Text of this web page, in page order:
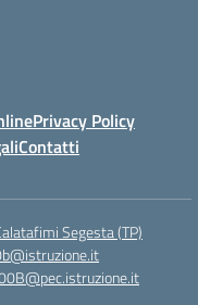
Privacy Policy
Contatti
Segesta (TP)